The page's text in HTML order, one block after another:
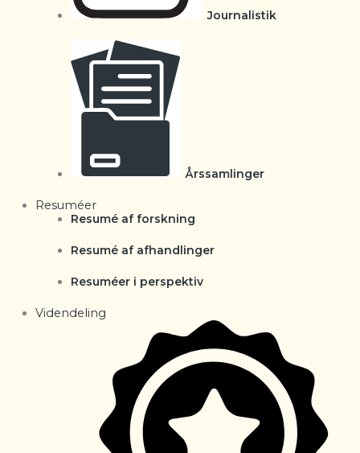
Journalistik
Årssamlinger
Resuméer
Resumé af forskning
Resumé af afhandlinger
Resuméer i perspektiv
Videndeling